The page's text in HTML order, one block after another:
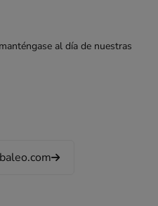
al día de nuestras